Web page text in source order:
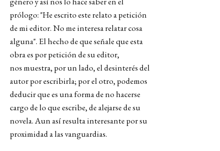
prólogo: "He escrito este relato a petición
de mi editor. No me interesa relatar cosa
alguna". El hecho de que señale que esta
obra es por petición de su editor,
nos muestra, por un lado, el desinterés del
autor por escribirla; por el otro, podemos
deducir que es una forma de no hacerse
cargo de lo que escribe, de alejarse de su
novela. Aun así resulta interesante por su
proximidad a las vanguardias.